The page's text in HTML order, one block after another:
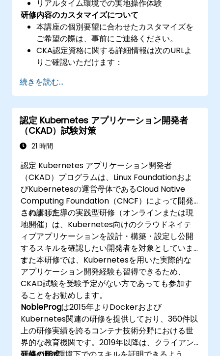
リアルタイム環境での実地操作体験
研修内容のカスタマイズについて
本講座の個別要望に合わせたカスタマイズを
ご希望の際は、事前にご連絡ください。
CKA認定資格に関する詳細情報は次のURLよ
りご確認いただけます：
kubernetes-administrator-cka
続きを読む...
認定 Kubernetes アプリケーション開発者
（CKAD）試験対策
21 時間
認定 Kubernetes アプリケーション開発者
（CKAD）プログラムは、Linux Foundationおよ
びKubernetesの運営母体であるCloud Native
Computing Foundation（CNCF）によって開発
されました。
この講師主導の実践型研修（オンラインまたは現
地開催）は、Kubernetes向けのクラウドネイテ
ィブアプリケーションを設計・構築・設定し公開
するスキルを確認したい開発者を対象としていま
す。
また本研修では、Kubernetesを用いた実際的な
アプリケーション開発経験も習得できるため、
CKAD試験を受験予定がない方であっても参加す
ることをお勧めします。
NobleProgは2015年よりDockerおよび
Kubernetes関連の研修を提供しており、360件以
上の研修実績を誇るコンテナ技術分野における世
界的な教育機関です。2019年以降は、クライアン